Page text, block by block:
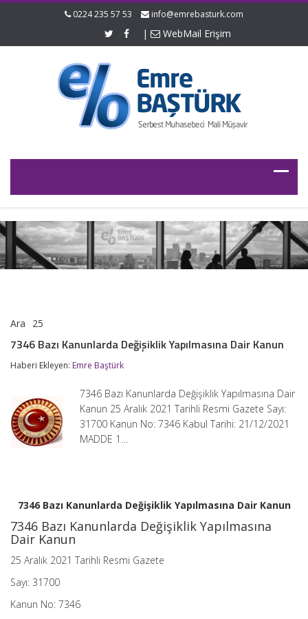
0224 235 57 53 info@emrebasturk.com
| WebMail Erişim
Ara 25
Kanunlarda
Yapılmasına
Kanun
için
7346 Bazı Kanunlarda Değişiklik Yapılmasına Dair Kanun
Haberi Ekleyen: Emre Baştürk
7346 Bazı Kanunlarda Değişiklik Yapılmasına Dair
Kanun 25 Aralık 2021 Tarihli Resmi Gazete Sayı:
31700 Kanun No: 7346 Kabul Tarihi: 21/12/2021
MADDE 1…
7346 Bazı Kanunlarda Değişiklik Yapılmasına Dair Kanun
7346 Bazı Kanunlarda Değişiklik Yapılmasına
Dair Kanun
25 Aralık 2021 Tarihli Resmi Gazete
Sayı: 31700
Kanun No: 7346